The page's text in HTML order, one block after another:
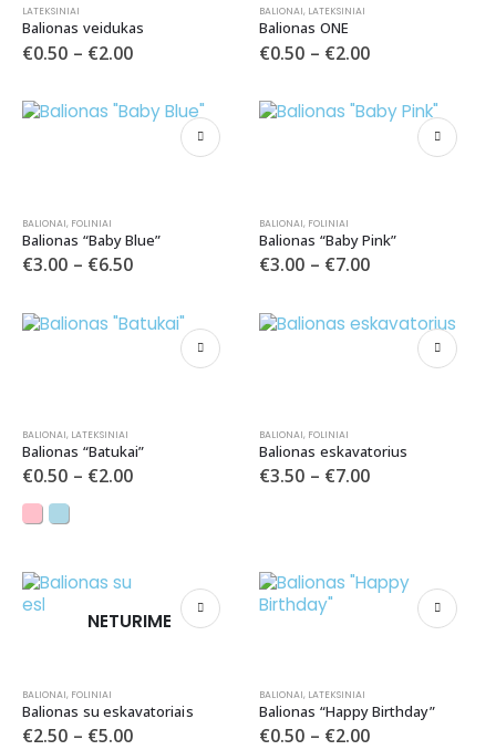
LATEKSINIAI
Balionas veidukas
€0.50 – €2.00
BALIONAI, LATEKSINIAI
Balionas ONE
€0.50 – €2.00
BALIONAI, FOLINIAI
Balionas “Baby Blue”
€3.00 – €6.50
BALIONAI, FOLINIAI
Balionas “Baby Pink”
€3.00 – €7.00
BALIONAI, LATEKSINIAI
Balionas “Batukai”
€0.50 – €2.00
BALIONAI, FOLINIAI
Balionas eskavatorius
€3.50 – €7.00
NETURIME
BALIONAI, FOLINIAI
Balionas su eskavatoriais
€2.50 – €5.00
BALIONAI, LATEKSINIAI
Balionas “Happy Birthday”
€0.50 – €2.00